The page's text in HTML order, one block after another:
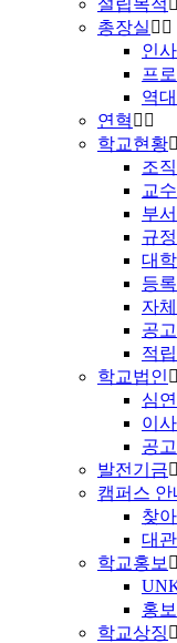
설립목적
총장실
인
프
역
연혁
학교현황
조
교
부
규정
대
등
자
공고
적
학교법인
심
이
공고
발전기금
캠퍼스 안
찾
대
학교홍보
홍
학교상징